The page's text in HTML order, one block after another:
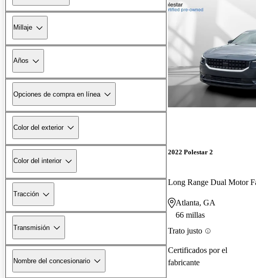
Millaje
Años
Opciones de compra en línea
Color del exterior
Color del interior
Tracción
Transmisión
Nombre del concesionario
2022 Polestar 2
Atlanta, GA
66 millas
Trato justo
Certificados por el
fabricante